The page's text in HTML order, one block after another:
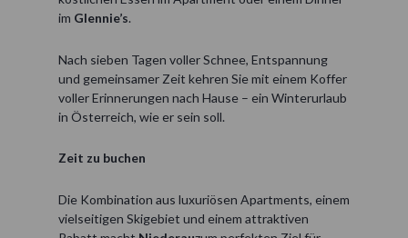
im Glennie’s.
Nach sieben Tagen voller Schnee, Entspannung
und gemeinsamer Zeit kehren Sie mit einem Koffer
voller Erinnerungen nach Hause – ein Winterurlaub
in Österreich, wie er sein soll.
Zeit zu buchen
Die Kombination aus luxuriösen Apartments, einem
vielseitigen Skigebiet und einem attraktiven